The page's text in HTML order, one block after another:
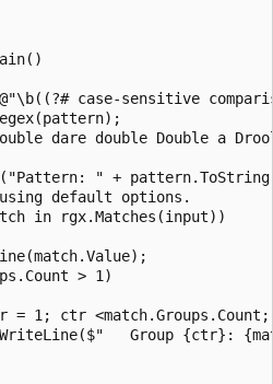
case-sensitive
dare double Double a
" +
default options.
in rgx.Matches(input))
> 1)
= 1; ctr
Group {ctr}: